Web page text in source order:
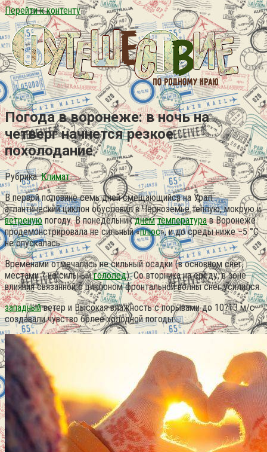
Перейти к контенту
Погода в воронеже: в ночь на
четверг начнется резкое
похолодание
Рубрика: Климат
В первой половине семь дней смещающийся на Урал
атлантический циклон обусловил в Черноземье теплую, мокрую и
ветренуюпогоду. В понедельникднем температурав Воронеже
продемонстрировала не сильный «плюс», и до среды ниже −5 °С
не опускалась.
Временами отмечались не сильный осадки (в основном снег,
местами ? не сильныйгололед). Со вторника на среду, в зоне
влияния связанной с циклоном фронтальной волны снег усилился.
западныйветер и Высокая влажность с порывами до 10?13 м/с
создавали чувство более холодной погоды.